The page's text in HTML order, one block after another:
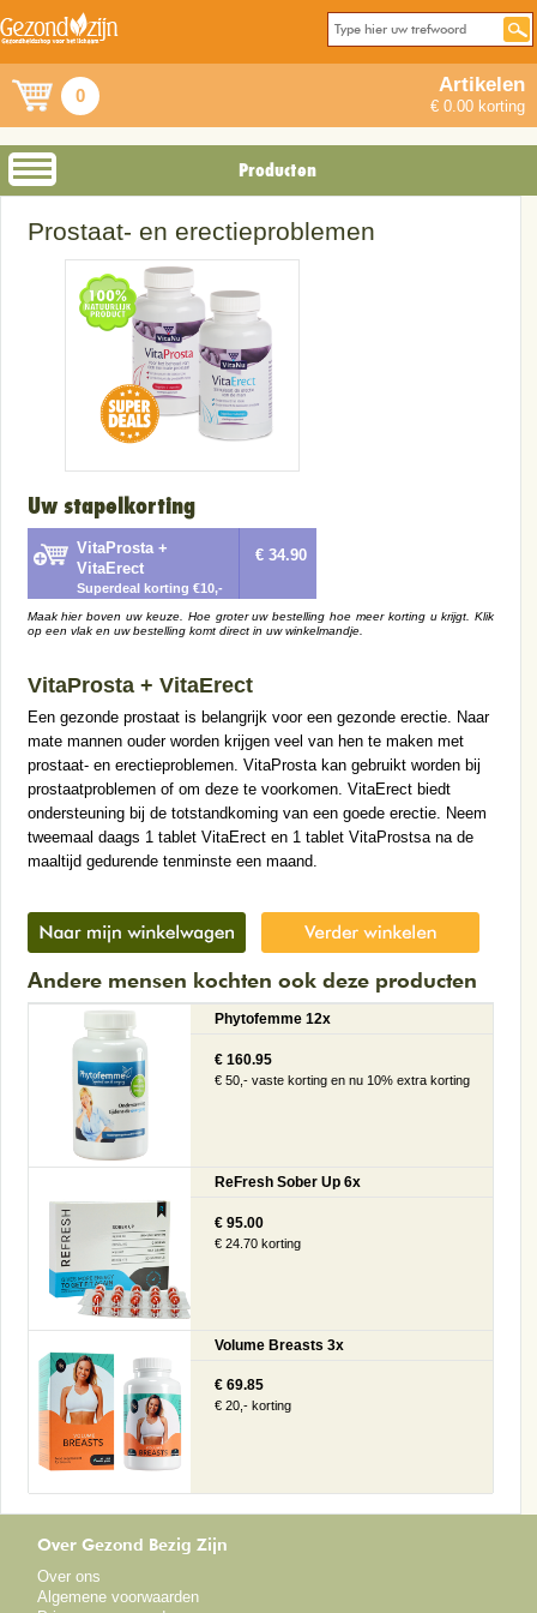
0 Artikelen
€ 0.00 korting
Producten
Prostaat- en erectieproblemen
Uw stapelkorting
VitaProsta +
VitaErect
Superdeal korting €10,-
€ 34.90
Maak hier boven uw keuze. Hoe groter uw bestelling hoe meer korting u krijgt. Klik
op een vlak en uw bestelling komt direct in uw winkelmandje.
VitaProsta + VitaErect
Een gezonde prostaat is belangrijk voor een gezonde erectie. Naar
mate mannen ouder worden krijgen veel van hen te maken met
prostaat- en erectieproblemen. VitaProsta kan gebruikt worden bij
prostaatproblemen of om deze te voorkomen. VitaErect biedt
ondersteuning bij de totstandkoming van een goede erectie. Neem
tweemaal daags 1 tablet VitaErect en 1 tablet VitaProstsa na de
maaltijd gedurende tenminste een maand.
Andere mensen kochten ook deze producten
Phytofemme 12x
€ 160.95
€ 50,- vaste korting en nu 10% extra korting
ReFresh Sober Up 6x
€ 95.00
€ 24.70 korting
Volume Breasts 3x
€ 69.85
€ 20,- korting
Over Gezond Bezig Zijn
Over ons
Algemene voorwaarden